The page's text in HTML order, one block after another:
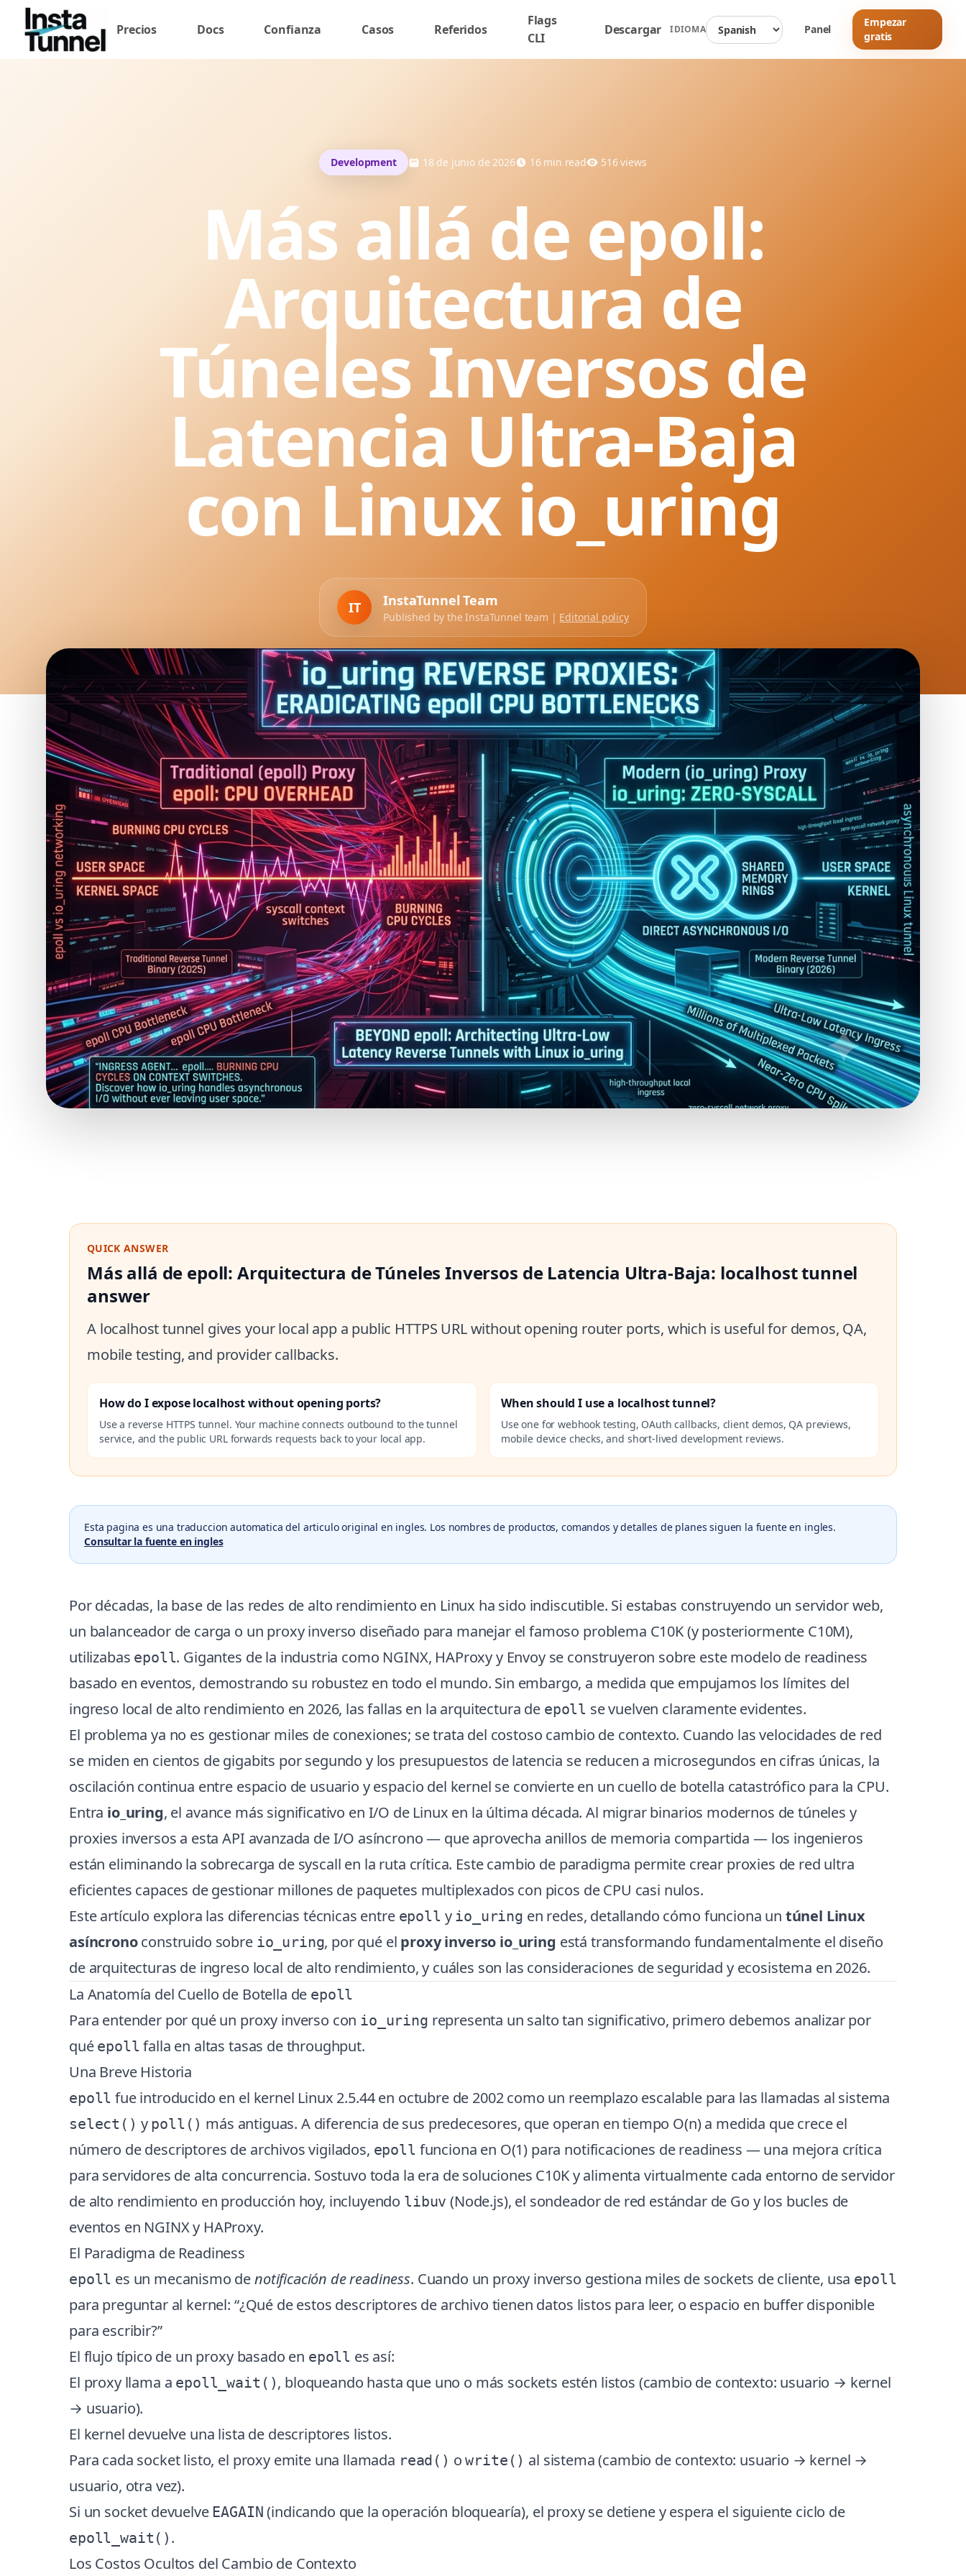
Precios Docs Confianza Casos Referidos
Flags
CLI
Descargar IDIOMA Panel
Empezar
gratis
Development 18 de junio de 2026 16min read 516views
Más allá de epoll:
Arquitectura de
Túneles Inversos de
Latencia Ultra-Baja
con Linux io_uring
IT InstaTunnel Team
Published by the InstaTunnel team | Editorial policy
QUICK ANSWER
Más allá de epoll: Arquitectura de Túneles Inversos de Latencia Ultra-Baja: localhost tunnel
answer
A localhost tunnel gives your local app a public HTTPS URL without opening router ports, which is useful for demos, QA,
mobile testing, and provider callbacks.
How do I expose localhost without opening ports?
Use a reverse HTTPS tunnel. Your machine connects outbound to the tunnel
service, and the public URL forwards requests back to your local app.
When should I use a localhost tunnel?
Use one for webhook testing, OAuth callbacks, client demos, QA previews,
mobile device checks, and short-lived development reviews.
Esta pagina es una traduccion automatica del articulo original en ingles. Los nombres de productos, comandos y detalles de planes siguen la fuente en ingles.
Consultar la fuente en ingles
Por décadas, la base de las redes de alto rendimiento en Linux ha sido indiscutible. Si estabas construyendo un servidor web,
un balanceador de carga o un proxy inverso diseñado para manejar el famoso problema C10K (y posteriormente C10M),
utilizabas epoll. Gigantes de la industria como NGINX, HAProxy y Envoy se construyeron sobre este modelo de readiness
basado en eventos, demostrando su robustez en todo el mundo. Sin embargo, a medida que empujamos los límites del
ingreso local de alto rendimiento en 2026, las fallas en la arquitectura de epoll se vuelven claramente evidentes.
El problema ya no es gestionar miles de conexiones; se trata del costoso cambio de contexto. Cuando las velocidades de red
se miden en cientos de gigabits por segundo y los presupuestos de latencia se reducen a microsegundos en cifras únicas, la
oscilación continua entre espacio de usuario y espacio del kernel se convierte en un cuello de botella catastrófico para la CPU.
Entra io_uring, el avance más significativo en I/O de Linux en la última década. Al migrar binarios modernos de túneles y
proxies inversos a esta API avanzada de I/O asíncrono — que aprovecha anillos de memoria compartida — los ingenieros
están eliminando la sobrecarga de syscall en la ruta crítica. Este cambio de paradigma permite crear proxies de red ultra
eficientes capaces de gestionar millones de paquetes multiplexados con picos de CPU casi nulos.
Este artículo explora las diferencias técnicas entre epoll y io_uring en redes, detallando cómo funciona un túnel Linux
asíncronoconstruido sobre io_uring, por qué el proxy inverso io_uring está transformando fundamentalmente el diseño
de arquitecturas de ingreso local de alto rendimiento, y cuáles son las consideraciones de seguridad y ecosistema en 2026.
La Anatomía del Cuello de Botella de epoll
Para entender por qué un proxy inverso con io_uring representa un salto tan significativo, primero debemos analizar por
qué epoll falla en altas tasas de throughput.
Una Breve Historia
epoll fue introducido en el kernel Linux 2.5.44 en octubre de 2002 como un reemplazo escalable para las llamadas al sistema
select() y poll() más antiguas. A diferencia de sus predecesores, que operan en tiempo O(n) a medida que crece el
número de descriptores de archivos vigilados, epoll funciona en O(1) para notificaciones de readiness — una mejora crítica
para servidores de alta concurrencia. Sostuvo toda la era de soluciones C10K y alimenta virtualmente cada entorno de servidor
de alto rendimiento en producción hoy, incluyendo libuv (Node.js), el sondeador de red estándar de Go y los bucles de
eventos en NGINX y HAProxy.
El Paradigma de Readiness
epoll es un mecanismo denotificación de readiness. Cuando un proxy inverso gestiona miles de sockets de cliente, usa epoll
para preguntar al kernel: “¿Qué de estos descriptores de archivo tienen datos listos para leer, o espacio en buffer disponible
para escribir?”
El flujo típico de un proxy basado en epoll es así:
El proxy llama a epoll_wait(), bloqueando hasta que uno o más sockets estén listos (cambio de contexto: usuario → kernel
→ usuario).
El kernel devuelve una lista de descriptores listos.
Para cada socket listo, el proxy emite una llamada read() owrite() al sistema (cambio de contexto: usuario → kernel →
usuario, otra vez).
Si un socket devuelve EAGAIN (indicando que la operación bloquearía), el proxy se detiene y espera el siguiente ciclo de
epoll_wait() .
Los Costos Ocultos del Cambio de Contexto